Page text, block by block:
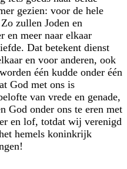
gezien: voor de hele
zullen Joden en
en meer naar elkaar
Dat betekent dienst
en voor anderen, ook
één kudde onder één
God met ons is
van vrede en genade,
God onder ons te eren met
en lof, totdat wij verenigd
hemels koninkrijk